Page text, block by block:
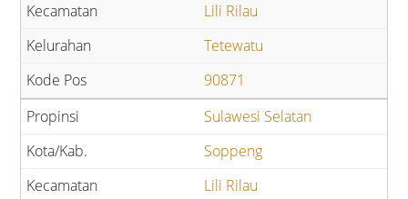
Lili Rilau
Tetewatu
90871
Sulawesi Selatan
Soppeng
Lili Rilau